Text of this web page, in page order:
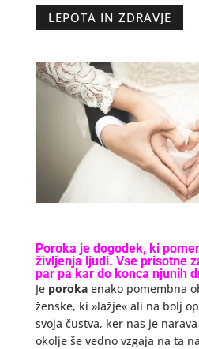
LEPOTA IN ZDRAVJE
Poroka je dogodek, ki
življenja ljudi. Vse prisotne
par pa kar do konca njunih
Je porokaenako pomembna
ženske, ki »lažje« ali na bolj
svoja čustva, ker nas je
okolje še vedno vzgaja na ta